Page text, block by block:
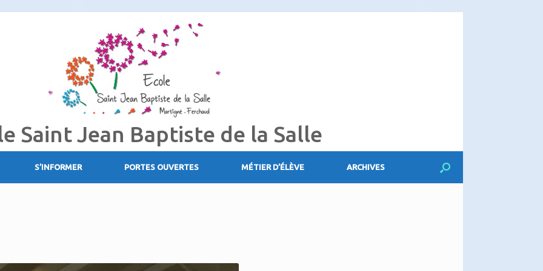
Saint Jean Baptiste de la Salle
S’INFORMER PORTES OUVERTES MÉTIER D’ÉLÈVE ARCHIVES